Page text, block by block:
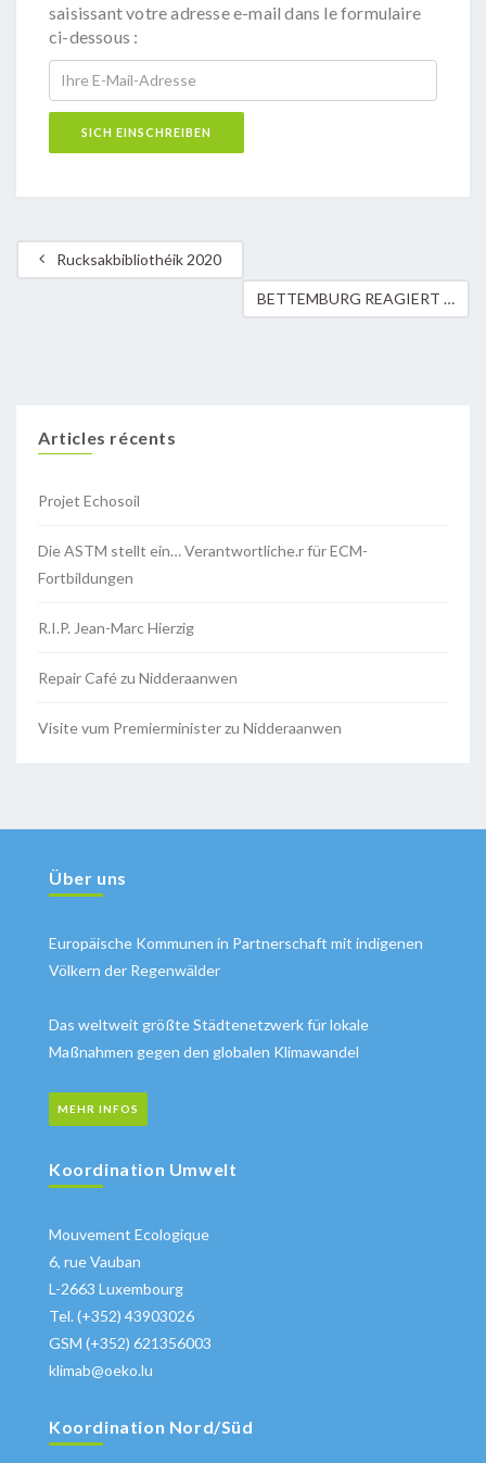
saisissant votre adresse e-mail dans le formulaire
ci-dessous :
Rucksakbibliothéik 2020
BETTEMBURG REAGIERT AUF KLIMAKRISE
Articles récents
Projet Echosoil
Die ASTM stellt ein… Verantwortliche.r für ECM-
Fortbildungen
R.I.P. Jean-Marc Hierzig
Repair Café zu Nidderaanwen
Visite vum Premierminister zu Nidderaanwen
Über uns
Europäische Kommunen in Partnerschaft mit indigenen
Völkern der Regenwälder
Das weltweit größte Städtenetzwerk für lokale
Maßnahmen gegen den globalen Klimawandel
MEHR INFOS
Koordination Umwelt
Mouvement Ecologique
6, rue Vauban
L-2663 Luxembourg
Tel. (+352) 43903026
GSM (+352) 621356003
klimab@oeko.lu
Koordination Nord/Süd